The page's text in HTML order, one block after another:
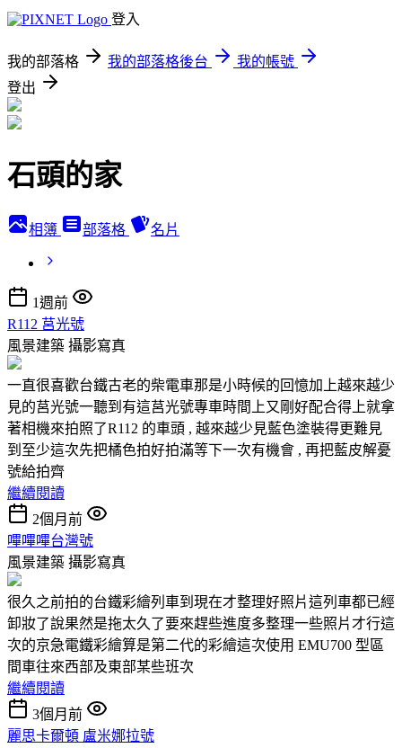
登入
我的部落格 我的部落格後台
我的帳號
登出
石頭的家
相簿 部落格 名片
1週前
R112 莒光號
風景建築 攝影寫真
一直很喜歡台鐵古老的柴電車那是小時候的回憶加上越來越少
見的莒光號一聽到有這莒光號專車時間上又剛好配合得上就拿
著相機來拍照了R112 的車頭 , 越來越少見藍色塗裝得更難見
到至少這次先把橘色拍好拍滿等下一次有機會 , 再把藍皮解憂
號給拍齊
繼續閱讀
2個月前
嗶嗶嗶台灣號
風景建築 攝影寫真
很久之前拍的台鐵彩繪列車到現在才整理好照片這列車都已經
卸妝了說果然是拖太久了要來趕些進度多整理一些照片才行這
次的京急電鐵彩繪算是第二代的彩繪這次使用 EMU700 型區
間車往來西部及東部某些班次
繼續閱讀
3個月前
麗思卡爾頓 盧米娜拉號